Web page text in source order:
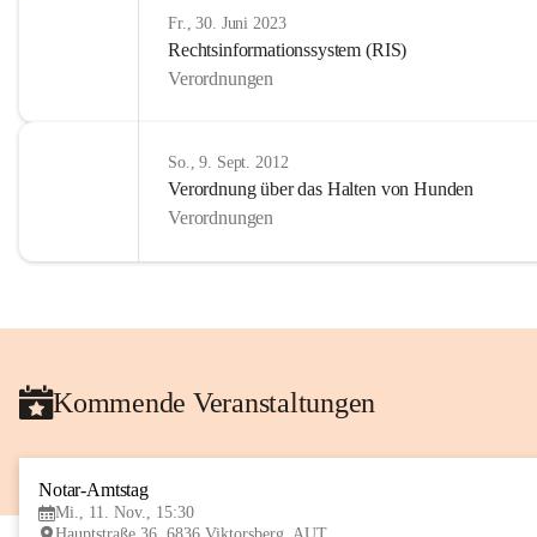
Fr., 30. Juni 2023
Rechtsinformationssystem (RIS)
Verordnungen
So., 9. Sept. 2012
Verordnung über das Halten von Hunden
Verordnungen
Kommende Veranstaltungen
Notar-Amtstag
Mi., 11. Nov., 15:30